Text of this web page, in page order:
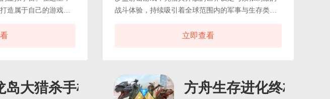
造属于自己的游戏世
区精心设计的海量作
惊喜。
战斗体验，持续吸引着全球范围内的军事与生存类游
优化了核心玩法，还新增了丰富任务、隐藏宝藏与探
任务，收集稀有资源与装备。
立即查看
岛大猎杀手机版 方舟生存进化终极移动